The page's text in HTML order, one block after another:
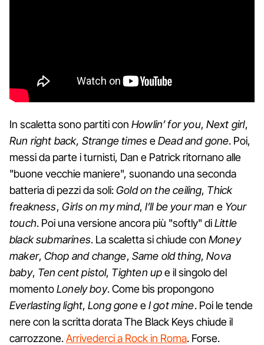
In scaletta sono partiti con Howlin’ for you, Next girl,
Run right back, Strange timeseDead and gone. Poi,
messi da parte i turnisti, Dan e Patrick ritornano alle
"buone vecchie maniere", suonando una seconda
batteria di pezzi da soli:Gold on the ceiling, Thick
freakness, Girls on my mind, I’ll be your man e Your
touch. Poi una versione ancora più "softly" diLittle
black submarines. La scaletta si chiude con Money
maker, Chop and change, Same old thing,Nova
baby, Ten cent pistol, Tighten upe il singolo del
momentoLonely boy. Come bis propongono
Everlasting light,Long goneeI got mine. Poi le tende
nere con la scritta dorata The Black Keys chiude il
carrozzone.Arrivederci a Rock in Roma. Forse.